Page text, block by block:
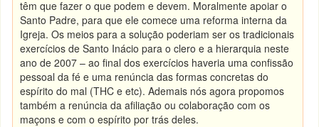
têm que fazer o que podem e devem. Moralmente apoiar o
Santo Padre, para que ele comece uma reforma interna da
Igreja. Os meios para a solução poderiam ser os tradicionais
exercícios de Santo Inácio para o clero e a hierarquia neste
ano de 2007 – ao final dos exercícios haveria uma confissão
pessoal da fé e uma renúncia das formas concretas do
espírito do mal (THC e etc). Ademais nós agora propomos
também a renúncia da afiliação ou colaboração com os
maçons e com o espírito por trás deles.